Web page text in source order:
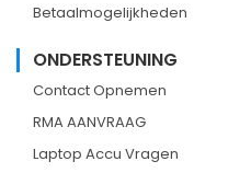
Betaalmogelijkheden
ONDERSTEUNING
Contact Opnemen
RMA AANVRAAG
Laptop Accu Vragen